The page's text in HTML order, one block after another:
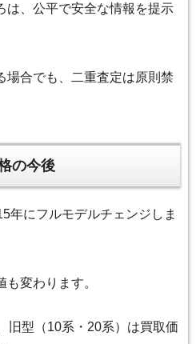
は、公平で安全な情報を提示
場合でも、二重査定は原則禁
の今後
年にフルモデルチェンジしま
変わります。
旧型（10系・20系）は買取価